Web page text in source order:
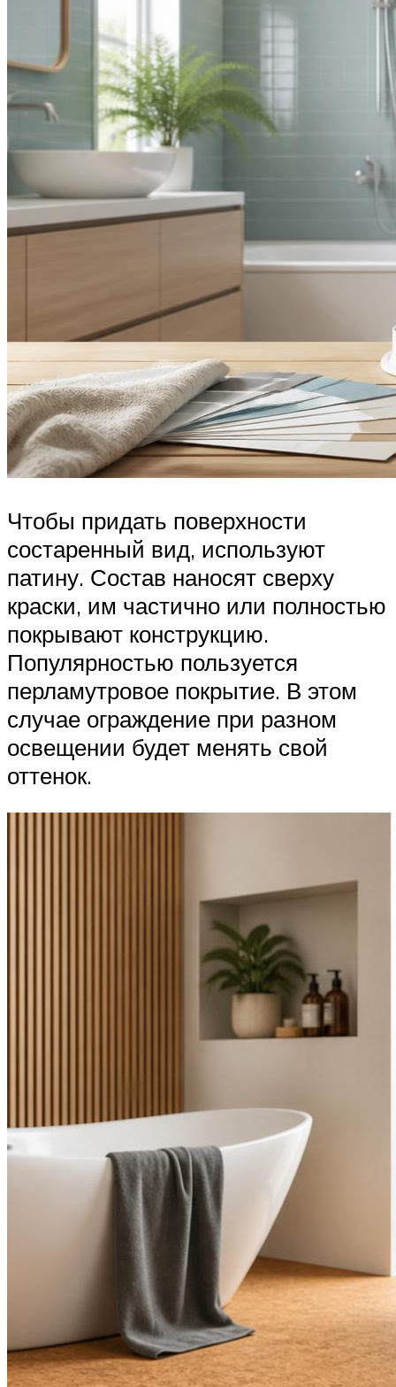
Чтобы придать поверхности
состаренный вид, используют
патину. Состав наносят сверху
краски, им частично или полностью
покрывают конструкцию.
Популярностью пользуется
перламутровое покрытие. В этом
случае ограждение при разном
освещении будет менять свой
оттенок.